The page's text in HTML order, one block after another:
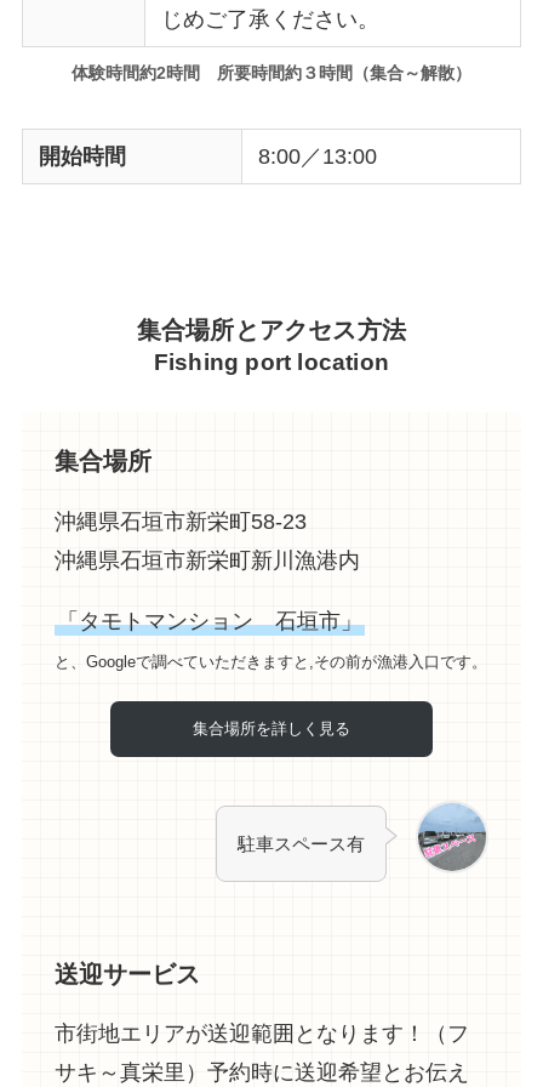
じめご了承ください。
体験時間約2時間 所要時間約３時間（集合～解散）
開始時間 8:00／13:00
集合場所とアクセス方法
Fishing port location
集合場所
沖縄県石垣市新栄町58-23
沖縄県石垣市新栄町新川漁港内
「タモトマンション 石垣市」
と、Googleで調べていただきますと,その前が漁港入口です。
集合場所を詳しく見る
駐車スペース有
送迎サービス
市街地エリアが送迎範囲となります！（フ
サキ～真栄里）予約時に送迎希望とお伝え